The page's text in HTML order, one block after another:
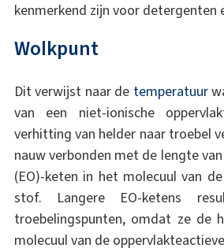
kenmerkend zijn voor detergenten
Wolkpunt
Dit verwijst naar de temperatuur
van een niet-ionische
verhitting van helder naar troebel
nauw verbonden met de lengte
(EO)-keten in het molecuul van
stof. Langere EO-ketens
troebelingspunten, omdat ze de
molecuul van de